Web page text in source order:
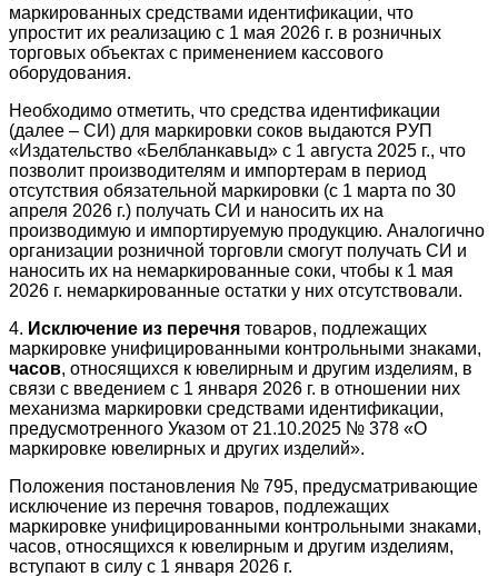
маркированных средствами идентификации, что
упростит их реализацию с 1 мая 2026 г. в розничных
торговых объектах с применением кассового
оборудования.
Необходимо отметить, что средства идентификации
(далее – СИ) для маркировки соков выдаются РУП
«Издательство «Белбланкавыд» с 1 августа 2025 г., что
позволит производителям и импортерам в период
отсутствия обязательной маркировки (с 1 марта по 30
апреля 2026 г.) получать СИ и наносить их на
производимую и импортируемую продукцию. Аналогично
организации розничной торговли смогут получать СИ и
наносить их на немаркированные соки, чтобы к 1 мая
2026 г. немаркированные остатки у них отсутствовали.
4. Исключение из перечня товаров, подлежащих
маркировке унифицированными контрольными знаками,
часов, относящихся к ювелирным и другим изделиям, в
связи с введением с 1 января 2026 г. в отношении них
механизма маркировки средствами идентификации,
предусмотренного Указом от 21.10.2025 № 378 «О
маркировке ювелирных и других изделий».
Положения постановления № 795, предусматривающие
исключение из перечня товаров, подлежащих
маркировке унифицированными контрольными знаками,
часов, относящихся к ювелирным и другим изделиям,
вступают в силу с 1 января 2026 г.